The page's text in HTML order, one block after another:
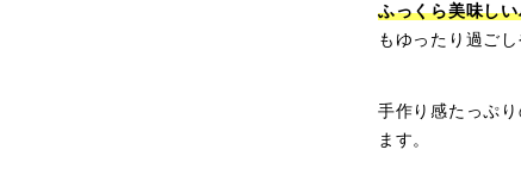
ふっくら美味し
もゆったり過ごし
手作り感たっぷ
ます。